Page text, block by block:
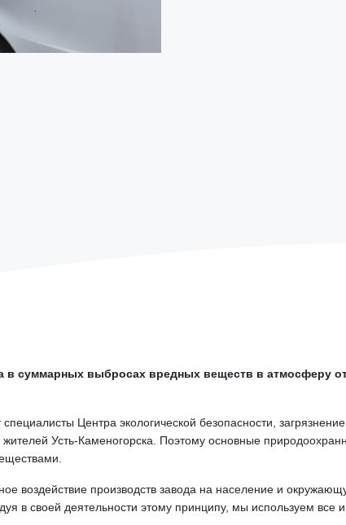
в суммарных выбросах вредных веществ в атмосферу
Центра экологической безопасности, загрязнение
Усть-Каменогорска. Поэтому основные
воздействие производств завода на население и
в своей деятельности этому принципу, мы используем все